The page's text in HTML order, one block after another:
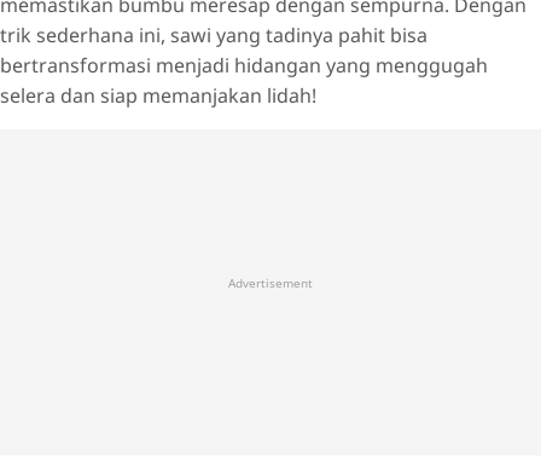
trik sederhana ini, sawi yang tadinya pahit bisa
bertransformasi menjadi hidangan yang menggugah
selera dan siap memanjakan lidah!
Advertisement